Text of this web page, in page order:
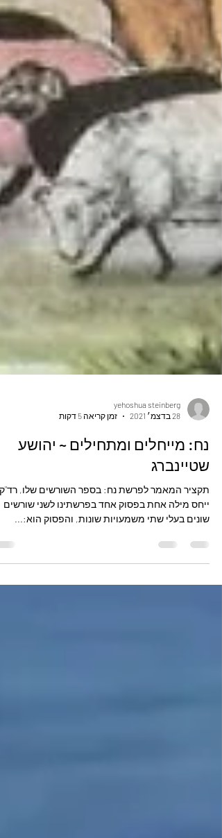
yehoshua steinberg
28 בדצמ׳ 2021
זמן קריאה 5 דקות
נח: מייחלים ומתחילים ~ יהושע
שטיינברג
תקציר המאמר לפרשת נח: בספר השורשים שלו, רד"ק
ייחס מילה אחת בפסוק אחד בפרשתינו לשני שורשים